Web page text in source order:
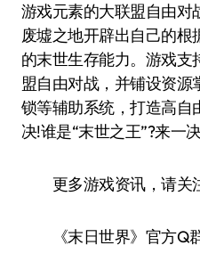
游戏元素的大联盟自由对
废墟之地开辟出自己的根
的末世生存能力。游戏支
盟自由对战，并铺设资
锁等辅助系统，打造高自
决!谁是“末世之王”?来一
更多游戏资讯，请关
《末日世界》官方Q